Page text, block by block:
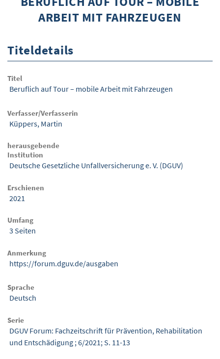
ÜBER WISOM
FRAGEN UND ANTWORTEN
ARBEIT MIT FAHRZEUGEN
Titeldetails
Titel
Beruflich auf Tour – mobile Arbeit mit Fahrzeugen
Verfasser/Verfasserin
Küppers, Martin
herausgebende
Institution
Deutsche Gesetzliche Unfallversicherung e. V. (DGUV)
Erschienen
2021
Umfang
3 Seiten
Anmerkung
https://forum.dguv.de/ausgaben
Sprache
Deutsch
Serie
DGUV Forum: Fachzeitschrift für Prävention, Rehabilitation
und Entschädigung ; 6/2021; S. 11-13